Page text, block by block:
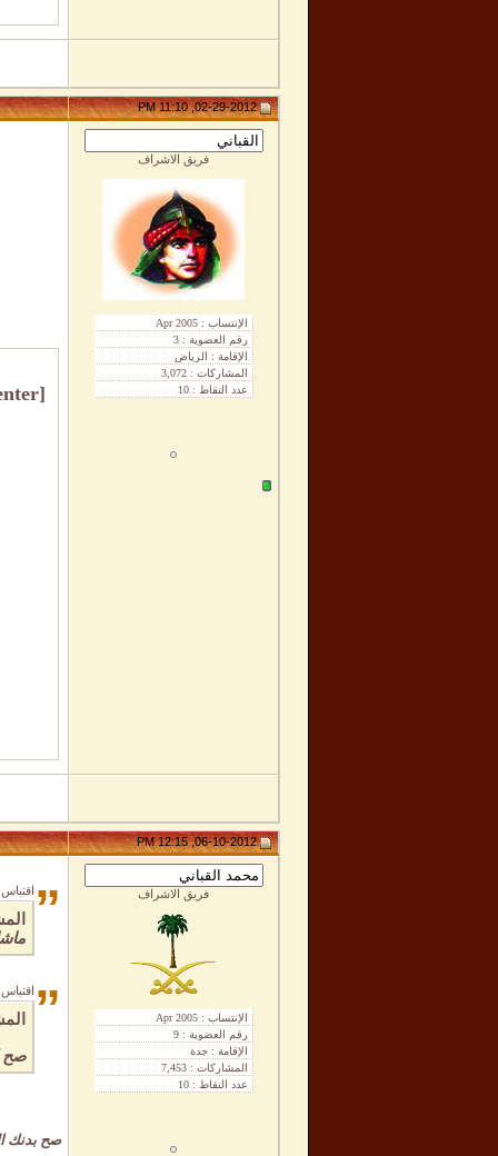
02-29-2012, 11:10 PM
فريق الاشراف
[align=center]
06-10-2012, 12:15 PM
فريق الاشراف ” اقتباس:
” اقتباس:
صح
صح بدنك